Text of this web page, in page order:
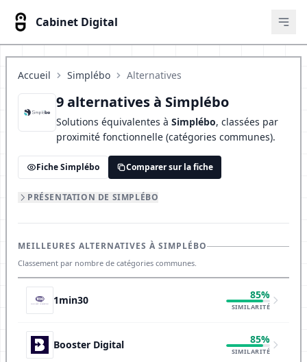
Cabinet Digital
Accueil Simplébo Alternatives
9 alternatives à Simplébo
Solutions équivalentes à Simplébo, classées par
proximité fonctionnelle (catégories communes).
Fiche Simplébo Comparer sur la fiche
PRÉSENTATION DE SIMPLÉBO
MEILLEURES ALTERNATIVES À SIMPLÉBO
Classement par nombre de catégories communes.
1min30 85%
SIMILARITÉ
Booster Digital 85%
SIMILARITÉ